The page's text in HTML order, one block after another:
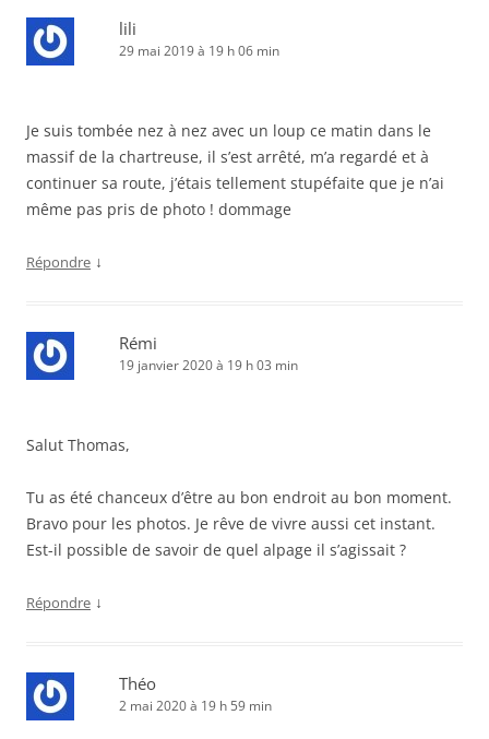
lili
29 mai 2019 à 19 h 06 min
Je suis tombée nez à nez avec un loup ce matin dans le
massif de la chartreuse, il s’est arrêté, m’a regardé et à
continuer sa route, j’étais tellement stupéfaite que je n’ai
même pas pris de photo ! dommage
Répondre ↓
Rémi
19 janvier 2020 à 19 h 03 min
Salut Thomas,
Tu as été chanceux d’être au bon endroit au bon moment.
Bravo pour les photos. Je rêve de vivre aussi cet instant.
Est-il possible de savoir de quel alpage il s’agissait ?
Répondre ↓
Théo
2 mai 2020 à 19 h 59 min